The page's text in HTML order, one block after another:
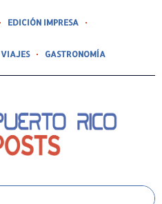
EDICIÓN IMPRESA
VIAJES GASTRONOMÍA